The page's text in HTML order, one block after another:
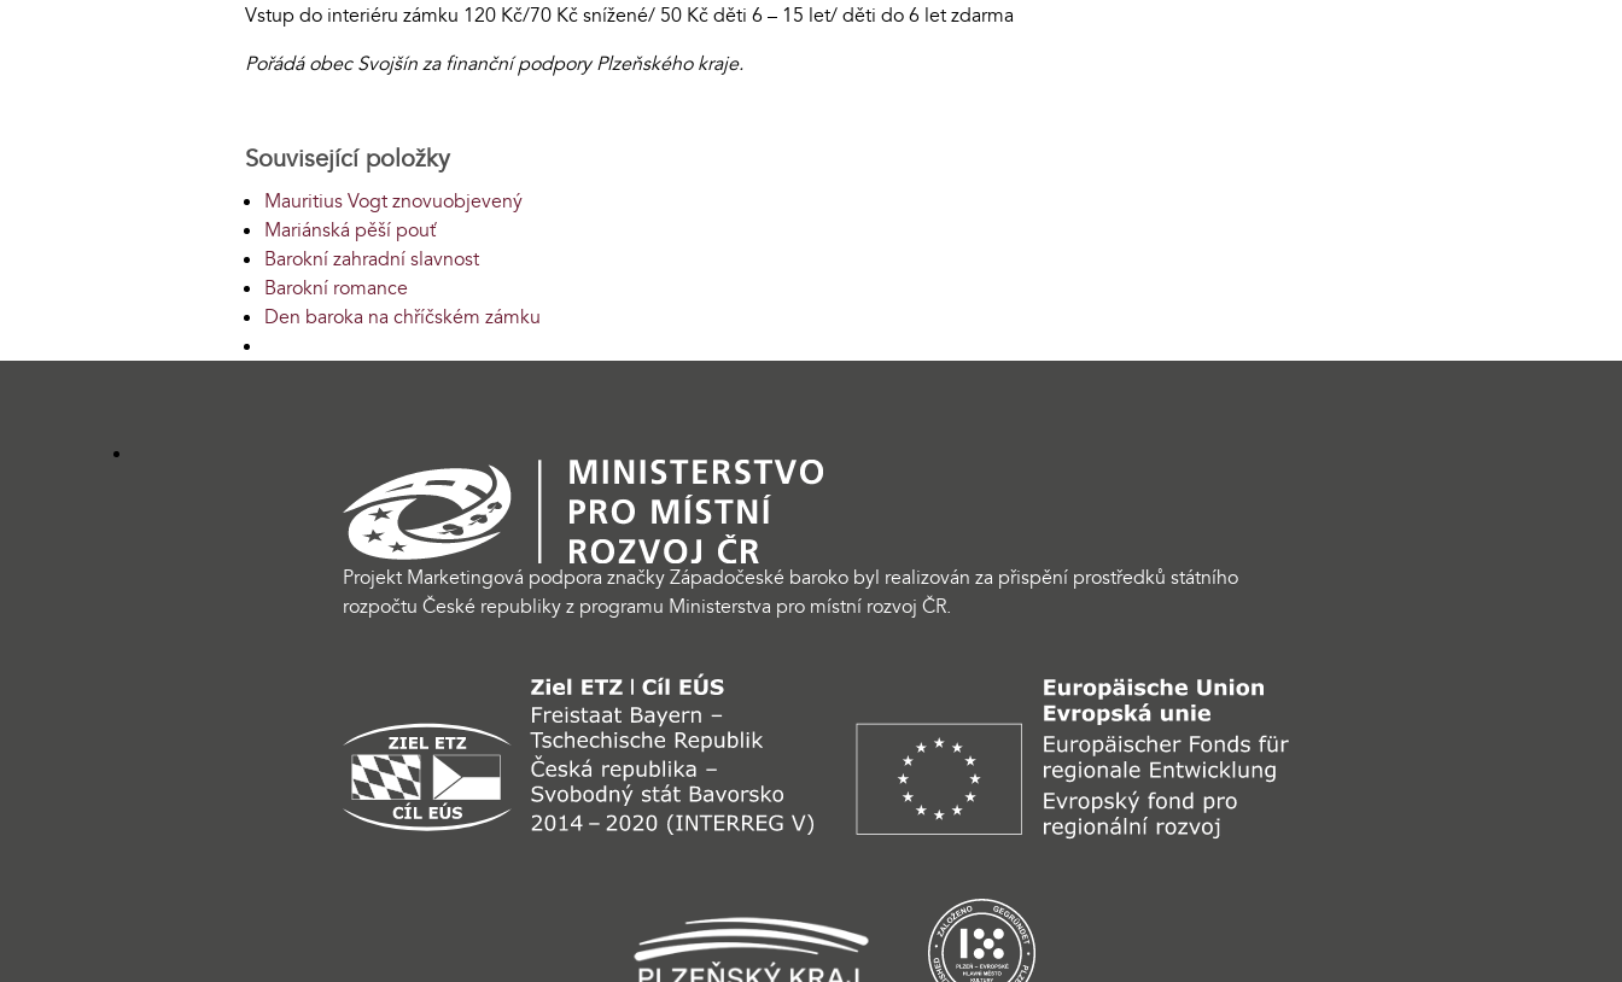
Vstup do interiéru zámku 120 Kč/70 Kč snížené/ 50 Kč děti 6 – 15 let/ děti do 6 let zdarma
Pořádá obec Svojšín za finanční podpory Plzeňského kraje.
Související položky
Mauritius Vogt znovuobjevený
Mariánská pěší pouť
Barokní zahradní slavnost
Barokní romance
Den baroka na chříčském zámku
Projekt Marketingová podpora značky Západočeské baroko byl realizován za přispění prostředků státního
rozpočtu České republiky z programu Ministerstva pro místní rozvoj ČR.